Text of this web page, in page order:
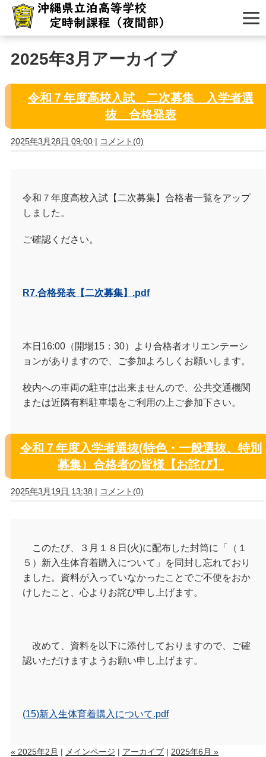
2025年3月アーカイブ
令和７年度高校入試 二次募集 入学者選
抜 合格発表
2025年3月28日 09:00 | コメント(0)
令和７年度高校入試【二次募集】合格者一覧をアップ
しました。
ご確認ください。
R7.合格発表【二次募集】.pdf
本日16:00（開場15：30）より合格者オリエンテーシ
ョンがありますので、ご参加よろしくお願いします。
校内への車両の駐車は出来ませんので、公共交通機関
または近隣有料駐車場をご利用の上ご参加下さい。
令和７年度入学者選抜(特色・一般選抜、特別
募集）合格者の皆様【お詫び】
2025年3月19日 13:38 | コメント(0)
このたび、３月１８日(火)に配布した封筒に「（１
５）新入生体育着購入について」を同封し忘れており
ました。資料が入っていなかったことでご不便をおか
けしたこと、心よりお詫び申し上げます。
改めて、資料を以下に添付しておりますので、ご確
認いただけますようお願い申し上げます。
(15)新入生体育着購入について.pdf
« 2025年2月 | メインページ | アーカイブ | 2025年6月 »